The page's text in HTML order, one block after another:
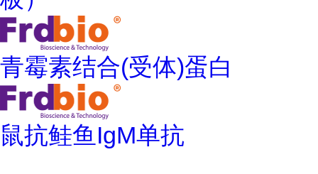
青霉素结合(受体)蛋白
鼠抗鲑鱼IgM单抗